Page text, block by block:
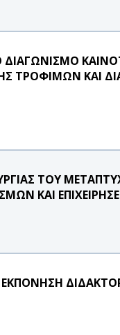
ΔΙΑΓΩΝΙΣΜΟ
ΤΡΟΦΙΜΩΝ ΚΑΙ
ΤΟΥ
ΚΑΙ